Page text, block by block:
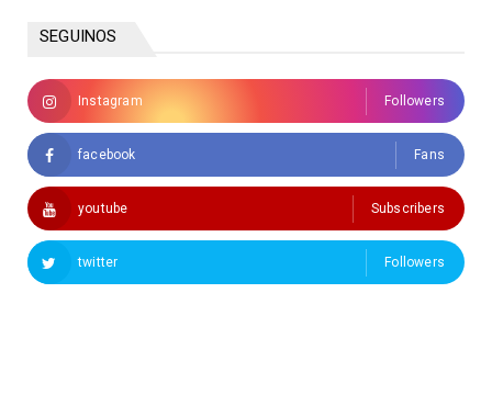
SEGUINOS
Instagram Followers
facebook Fans
youtube Subscribers
twitter Followers